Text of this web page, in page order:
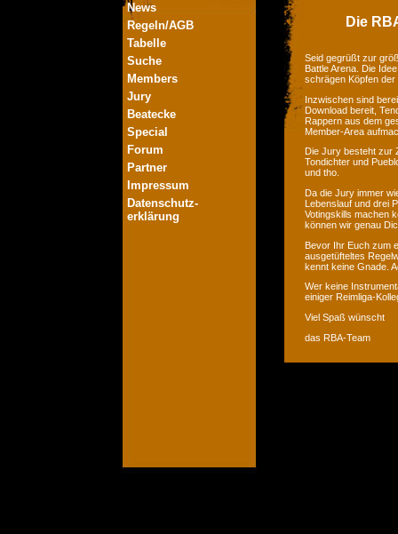
News
Regeln/AGB
Tabelle
Suche
Members
Jury
Beatecke
Special
Forum
Partner
Impressum
Datenschutz-
erklärung
Die
Seid gegrüßt zur
Battle Arena. Die
schrägen Köpfen
Inzwischen sind
Download bereit,
Rappern aus dem
Member-Area
Die Jury besteht zur
Tondichter und
und tho.
Da die Jury immer
Lebenslauf und drei
Votingskills machen
können wir genau
Bevor Ihr Euch zum
ausgetüfteltes
kennt keine Gnade.
Wer keine
einiger Reimliga-
Viel Spaß wünscht
das RBA-Team